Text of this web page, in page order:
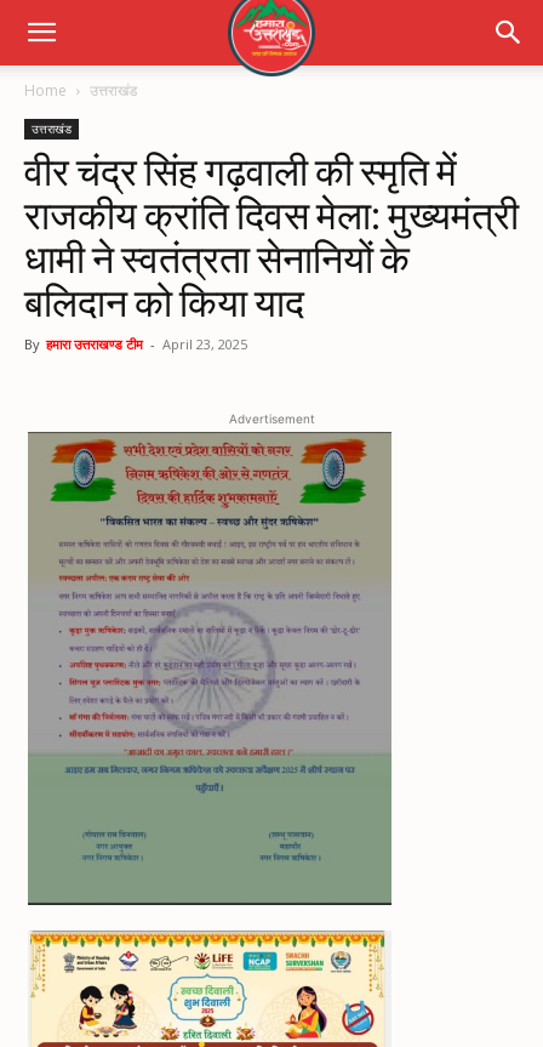
Home उत्तराखंड
उत्तराखंड
वीर चंद्र सिंह गढ़वाली की स्मृति में
राजकीय क्रांति दिवस मेला: मुख्यमंत्री
धामी ने स्वतंत्रता सेनानियों के
बलिदान को किया याद
By हमारा उत्तराखण्ड टीम - April 23, 2025
Advertisement